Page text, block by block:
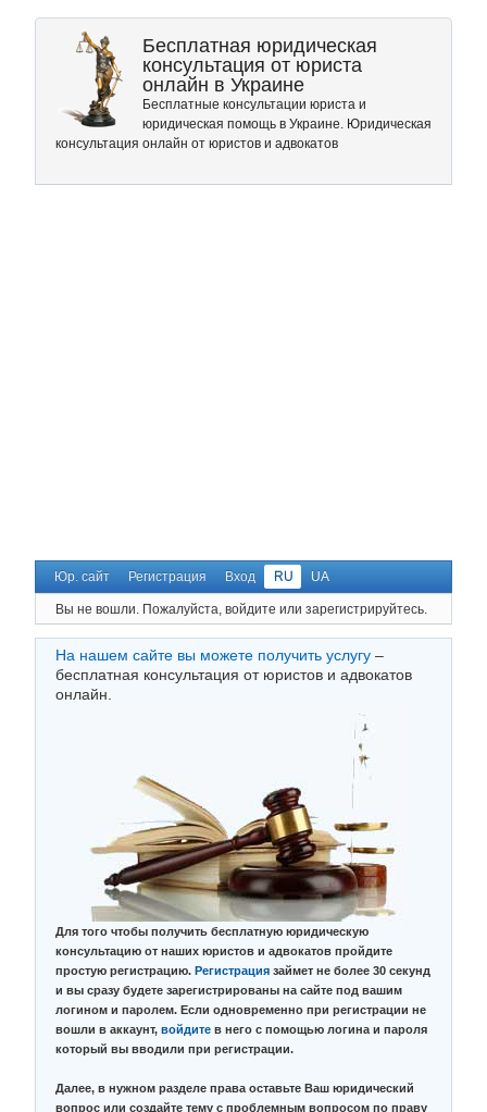
Бесплатная юридическая
консультация от юриста
онлайн в Украине
Бесплатные консультации юриста и
юридическая помощь в Украине. Юридическая
консультация онлайн от юристов и адвокатов
Юр. сайт Регистрация Вход RU UA
Вы не вошли. Пожалуйста, войдите или зарегистрируйтесь.
На нашем сайте вы можете получить услугу –
бесплатная консультация от юристов и адвокатов
онлайн.
Для того чтобы получить бесплатную юридическую
консультацию от наших юристов и адвокатов пройдите
простую регистрацию. Регистрация займет не более 30 секунд
и вы сразу будете зарегистрированы на сайте под вашим
логином и паролем. Если одновременно при регистрации не
вошли в аккаунт, войдите в него с помощью логина и пароля
который вы вводили при регистрации.
Далее, в нужном разделе права оставьте Ваш юридический
вопрос или создайте тему с проблемным вопросом по праву